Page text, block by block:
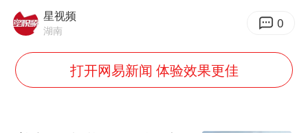
公司“上四休三”但要降薪1000元
国民党推出AI发言人“郑小文”
星视频
湖南 0
打开网易新闻 体验效果更佳